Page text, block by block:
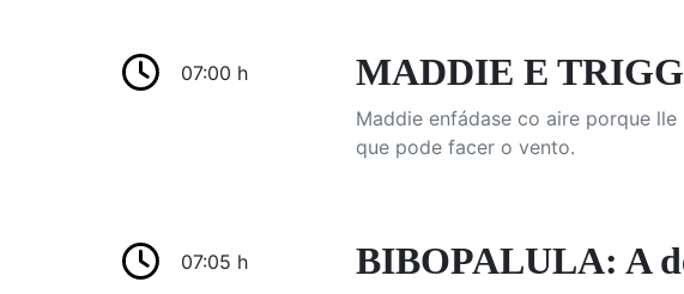
07:00 h MADDIE E
Maddie enfádase co aire porque
que pode facer o vento.
07:05 h BIBOPALULA: A